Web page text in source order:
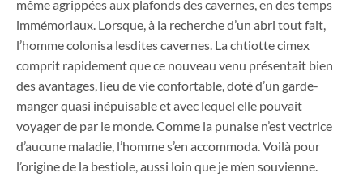
même agrippées aux plafonds des cavernes, en des temps
immémoriaux. Lorsque, à la recherche d’un abri tout fait,
l’homme colonisa lesdites cavernes. La chtiotte cimex
comprit rapidement que ce nouveau venu présentait bien
des avantages, lieu de vie confortable, doté d’un garde-
manger quasi inépuisable et avec lequel elle pouvait
voyager de par le monde. Comme la punaise n’est vectrice
d’aucune maladie, l’homme s’en accommoda. Voilà pour
l’origine de la bestiole, aussi loin que je m’en souvienne.